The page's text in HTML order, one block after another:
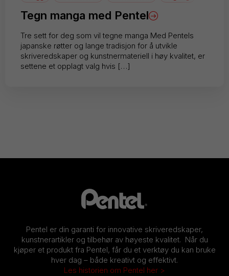
Tegn manga med Pentel
Tre sett for deg som vil tegne manga Med Pentels
japanske røtter og lange tradisjon for å utvikle
skriveredskaper og kunstnermateriell i høy kvalitet, er
settene et opplagt valg hvis […]
Pentel er din garanti for innovative skriveredskaper,
kunstnerartikler og tilbehør av høyeste kvalitet. Når du
kjøper et produkt fra Pentel, får du et verktøy du kan bruke
hver dag – både kreativt og effektivt.
Les historien om Pentel her >